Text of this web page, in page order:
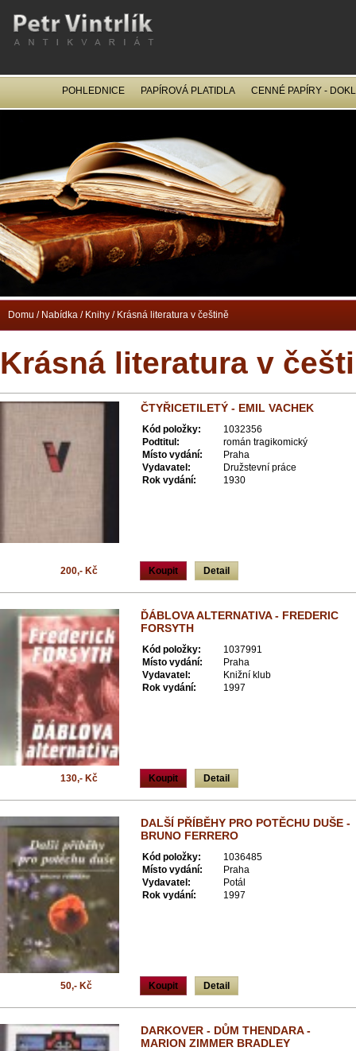
Krásná literatura v
ČTYŘICETILETÝ - EMIL VACHEK
Kód položky:
1032356
Podtitul:
román tragikomický
Místo vydání:
Praha
Vydavatel:
Družstevní práce
Rok vydání:
1930
Koupit Detail
200,- Kč
ĎÁBLOVA ALTERNATIVA - FREDERIC
FORSYTH
Kód položky:
1037991
Místo vydání:
Praha
Vydavatel:
Knižní klub
Rok vydání:
1997
Koupit Detail
130,- Kč
DALŠÍ PŘÍBĚHY PRO POTĚCHU DUŠE -
BRUNO FERRERO
Kód položky:
1036485
Místo vydání:
Praha
Vydavatel:
Potál
Rok vydání:
1997
Koupit Detail
50,- Kč
DARKOVER - DŮM THENDARA -
MARION ZIMMER BRADLEY
POHLEDNICE PAPÍROVÁ PLATIDLA CENNÉ PAPÍRY -
Domu / Nabídka / Knihy / Krásná literatura v češtině